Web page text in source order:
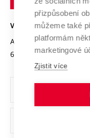
Open Science
Projekty
Projekty ze
Specifický výzkum
Univerzitní sítě
Bezpečná univerzita
Vyznamenání
Organizační struktura
Ochrana osobních
VYSOKÉ UČENÍ
Antonínská 548/1
602 00 Brno
přizpůsobení
můžeme také
platformám
marketingové
Zjistit více